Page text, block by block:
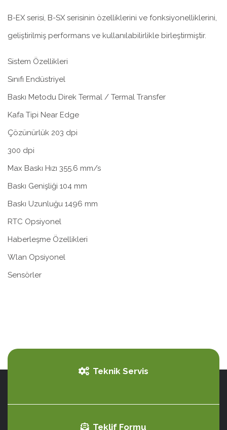
B-EX serisi, B-SX serisinin özelliklerini ve fonksiyonelliklerini,
geliştirilmiş performans ve kullanılabilirlikle birleştirmiştir.
Sistem Özellikleri
Sınıfı Endüstriyel
Baskı Metodu Direk Termal / Termal Transfer
Kafa Tipi Near Edge
Çözünürlük 203 dpi
300 dpi
Max Baskı Hızı 355.6 mm/s
Baskı Genişliği 104 mm
Baskı Uzunluğu 1496 mm
RTC Opsiyonel
Haberleşme Özellikleri
Wlan Opsiyonel
Sensörler
Teknik Servis
Teklif Formu